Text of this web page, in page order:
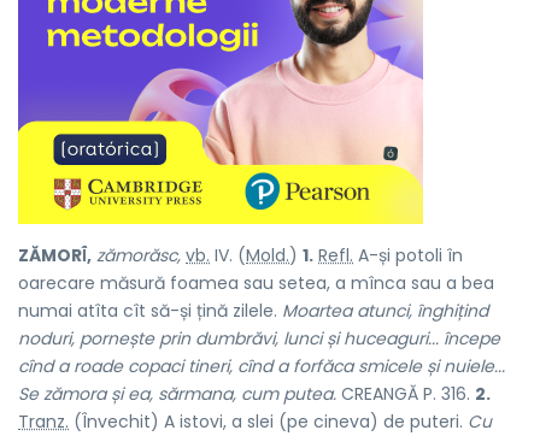
ZĂMORÎ́, zămorăsc, vb. IV. (Mold.) 1. Refl. A-și potoli în
oarecare măsură foamea sau setea, a mînca sau a bea
numai atîta cît să-și țină zilele. Moartea atunci, înghițind
noduri, pornește prin dumbrăvi, lunci și huceaguri... începe
cînd a roade copaci tineri, cînd a forfăca smicele și nuiele...
Se zămora și ea, sărmana, cum putea. CREANGĂ P. 316. 2.
Tranz. (Învechit) A istovi, a slei (pe cineva) de puteri. Cu